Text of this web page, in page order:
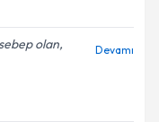
olan,
Devamı